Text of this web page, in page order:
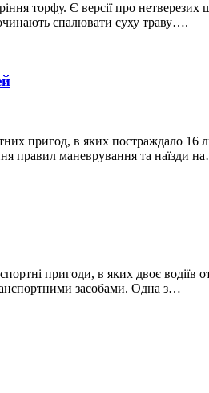
торфу. Є версії про
спалювати суху траву….
пригод, в яких постраждало
правил маневрування та наїзди
пригоди, в яких двоє
засобами. Одна з…